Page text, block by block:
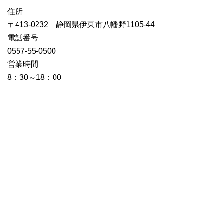
住所
〒413-0232 静岡県伊東市八幡野1105-44
電話番号
0557-55-0500
営業時間
8：30～18：00